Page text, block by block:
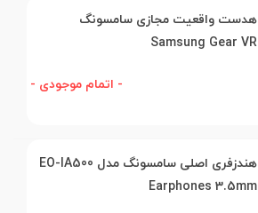
هدست واقعیت مجازی سامسونگ
Samsung Gear VR
- اتمام موجودی -
هندزفری اصلی سامسونگ مدل EO-IA500
Earphones 3.5mm